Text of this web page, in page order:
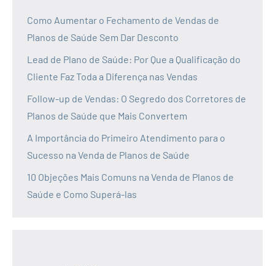
Como Aumentar o Fechamento de Vendas de
Planos de Saúde Sem Dar Desconto
Lead de Plano de Saúde: Por Que a Qualificação do
Cliente Faz Toda a Diferença nas Vendas
Follow-up de Vendas: O Segredo dos Corretores de
Planos de Saúde que Mais Convertem
A Importância do Primeiro Atendimento para o
Sucesso na Venda de Planos de Saúde
10 Objeções Mais Comuns na Venda de Planos de
Saúde e Como Superá-las